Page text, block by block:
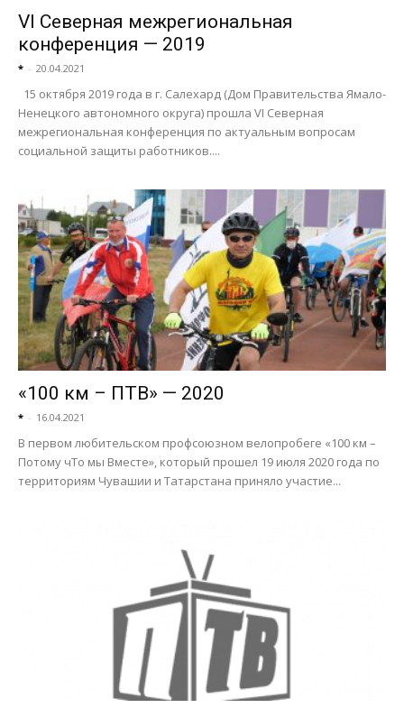
VI Северная межрегиональная
конференция — 2019
* - 20.04.2021
15 октября 2019 года в г. Салехард (Дом Правительства Ямало-
Ненецкого автономного округа) прошла VI Северная
межрегиональная конференция по актуальным вопросам
социальной защиты работников....
«100 км – ПТВ» — 2020
* - 16.04.2021
В первом любительском профсоюзном велопробеге «100 км –
Потому чТо мы Вместе», который прошел 19 июля 2020 года по
территориям Чувашии и Татарстана приняло участие...